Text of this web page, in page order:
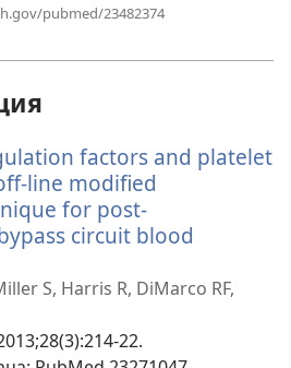
pubmed/23482374
factors and platelet
line modified
for post-
circuit blood
S, Harris R, DiMarco RF,
22.